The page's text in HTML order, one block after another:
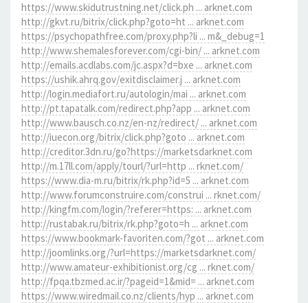
https://www.skidutrustning.net/click.ph ... arknet.com
http://gkvt.ru/bitrix/click.php?goto=ht ... arknet.com
https://psychopathfree.com/proxy.php?li ... m&_debug=1
http://www.shemalesforever.com/cgi-bin/ ... arknet.com
http://emails.acdlabs.com/jc.aspx?d=bxe ... arknet.com
https://ushik.ahrq.gov/exitdisclaimer.j ... arknet.com
http://login.mediafort.ru/autologin/mai ... arknet.com
http://pt.tapatalk.com/redirect.php?app ... arknet.com
http://www.bausch.co.nz/en-nz/redirect/ ... arknet.com
http://iuecon.org/bitrix/click.php?goto ... arknet.com
http://creditor.3dn.ru/go?https://marketsdarknet.com
http://m.17ll.com/apply/tourl/?url=http ... rknet.com/
https://www.dia-m.ru/bitrix/rk.php?id=5 ... arknet.com
http://www.forumconstruire.com/construi ... rknet.com/
http://kingfm.com/login/?referer=https: ... arknet.com
http://rustabak.ru/bitrix/rk.php?goto=h ... arknet.com
https://www.bookmark-favoriten.com/?got ... arknet.com
http://joomlinks.org/?url=https://marketsdarknet.com/
http://www.amateur-exhibitionist.org/cg ... rknet.com/
http://fpqa.tbzmed.ac.ir/?pageid=1&mid= ... arknet.com
https://www.wiredmail.co.nz/clients/hyp ... arknet.com